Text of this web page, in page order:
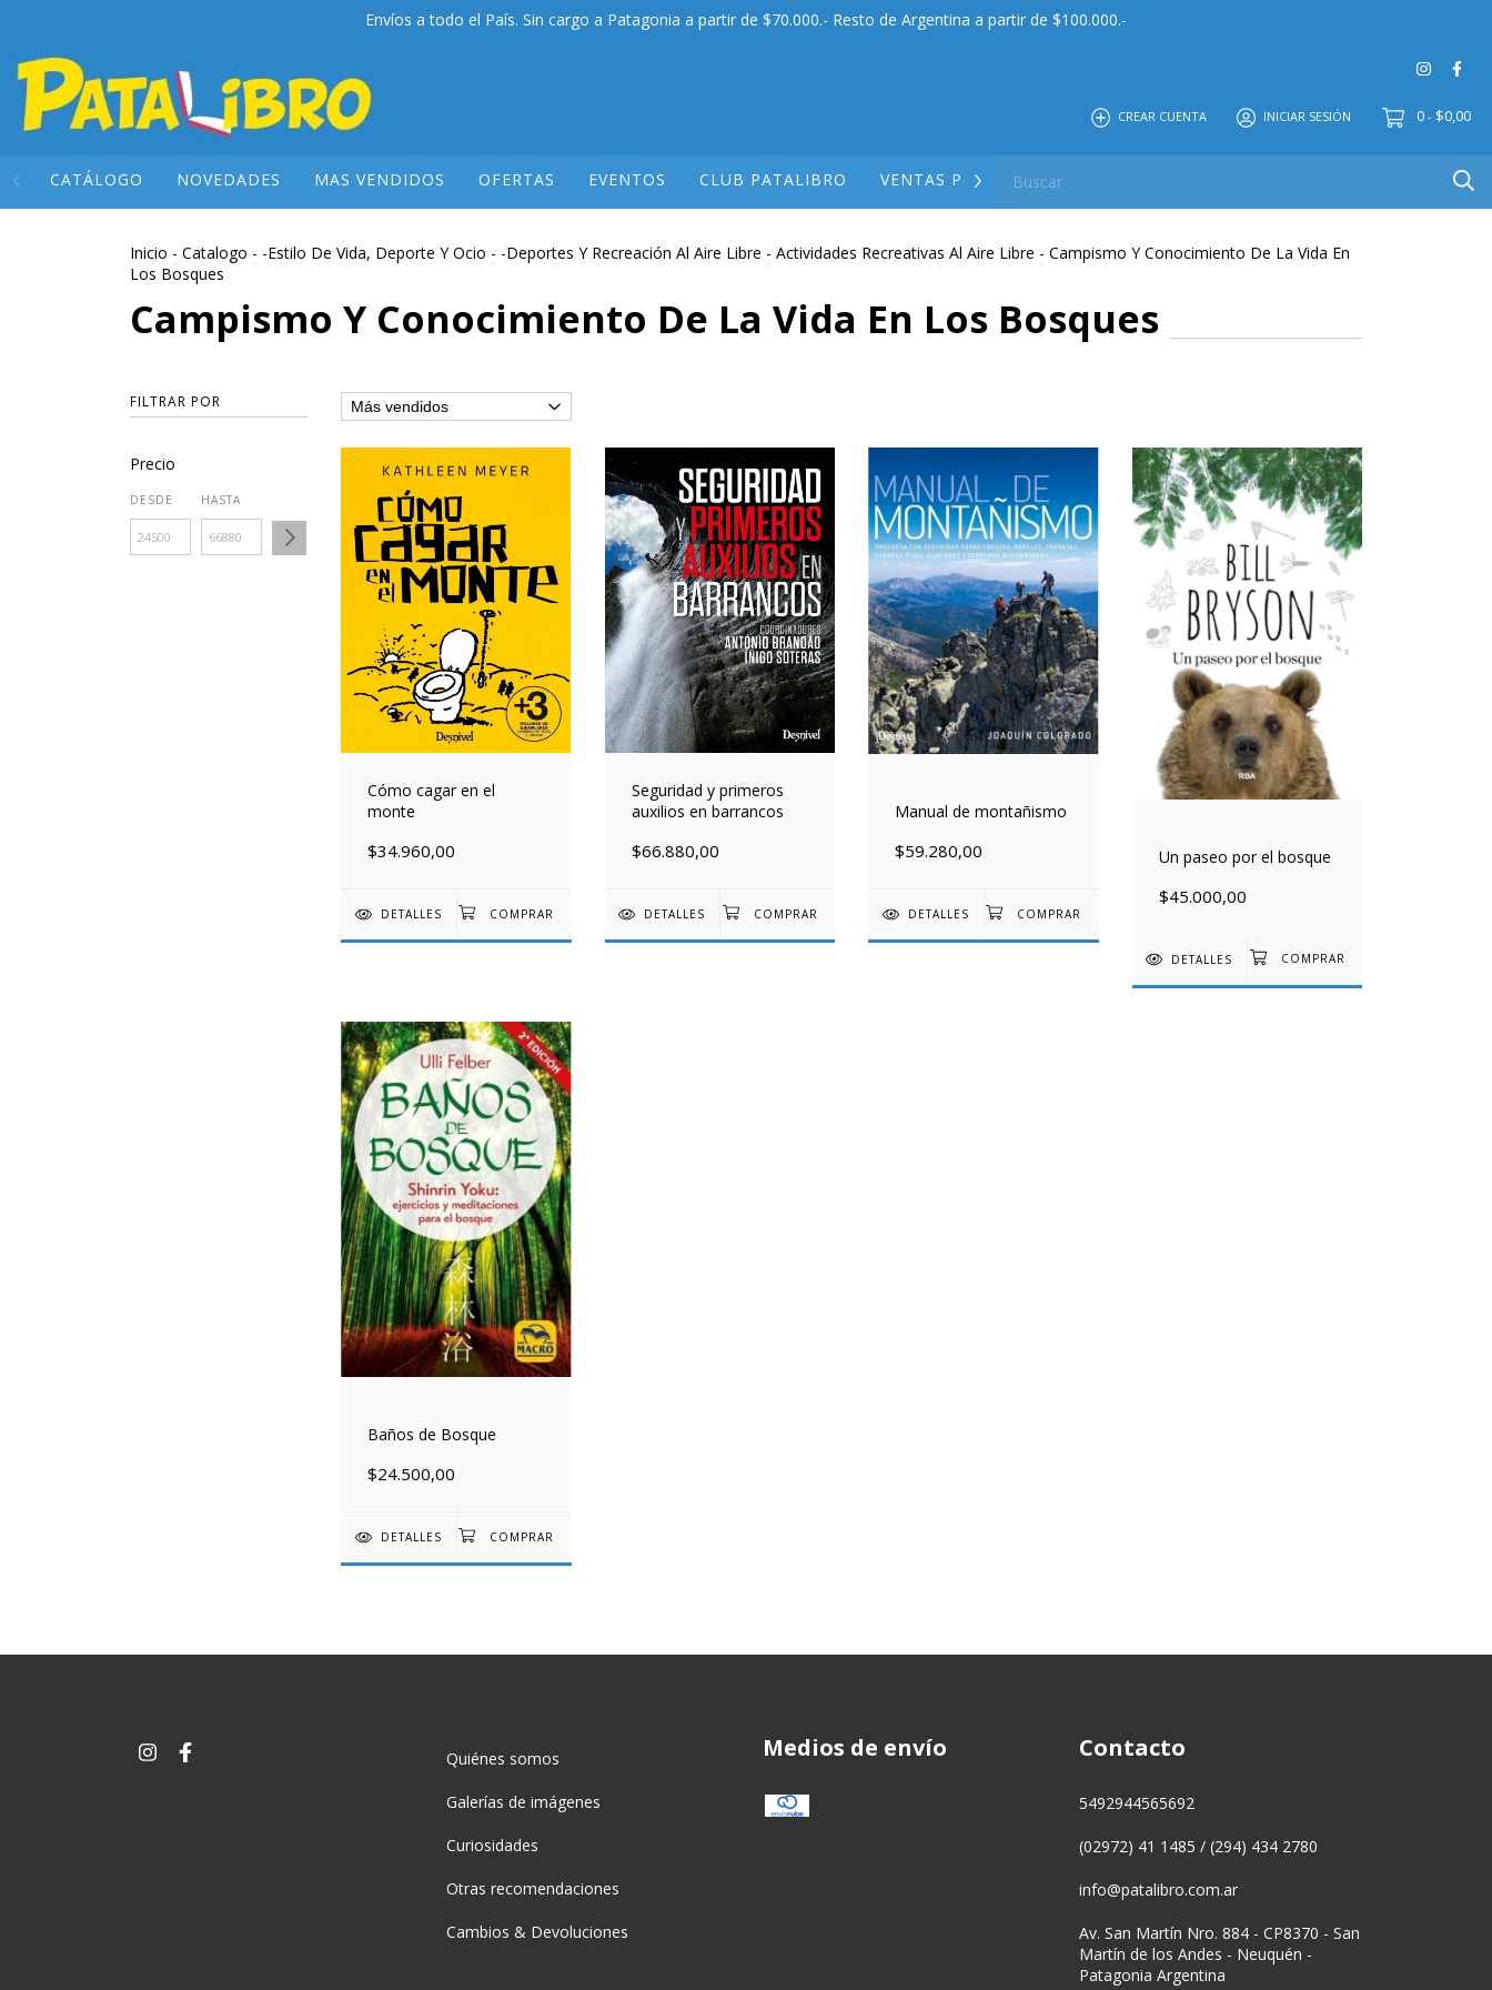
Envíos a todo el País. Sin cargo a Patagonia a partir de $70.000.- Resto de Argentina a partir de $100.000.-
CREAR CUENTA INICIAR SESIÓN 0 - $0,00
CATÁLOGO NOVEDADES MAS VENDIDOS OFERTAS EVENTOS CLUB PATALIBRO VENTAS POR MAYOR
Inicio - Catalogo - -Estilo De Vida, Deporte Y Ocio - -Deportes Y Recreación Al Aire Libre - Actividades Recreativas Al Aire Libre - Campismo Y Conocimiento De La Vida En
Los Bosques
Campismo Y Conocimiento De La Vida En Los Bosques
FILTRAR POR
Precio
DESDE HASTA
Cómo cagar en el
monte
$34.960,00
DETALLES
Seguridad y primeros
auxilios en barrancos
$66.880,00
DETALLES
Manual de montañismo
$59.280,00
DETALLES
Un paseo por el bosque
$45.000,00
DETALLES
Baños de Bosque
$24.500,00
DETALLES
Quiénes somos
Galerías de imágenes
Curiosidades
Otras recomendaciones
Cambios & Devoluciones
Medios de envío Contacto
5492944565692
(02972) 41 1485 / (294) 434 2780
info@patalibro.com.ar
Av. San Martín Nro. 884 - CP8370 - San
Martín de los Andes - Neuquén -
Patagonia Argentina